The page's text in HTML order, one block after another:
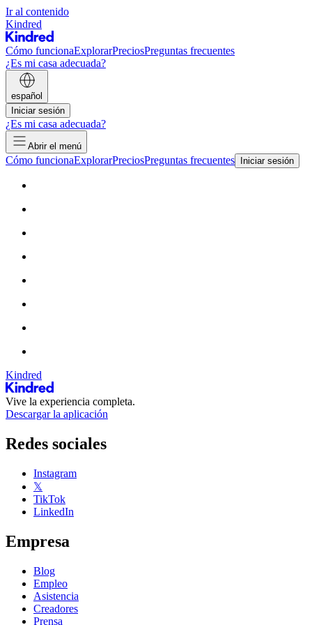
Ir al contenido
Kindred
Cómo funcionaExplorarPreciosPreguntas frecuentes
¿Es mi casa adecuada?
español
Iniciar sesión
¿Es mi casa adecuada?
Abrir el menú
Cómo funcionaExplorarPreciosPreguntas frecuentes Iniciar sesión
Kindred
Vive la experiencia completa.
Descargar la aplicación
Redes sociales
Instagram
𝕏
TikTok
LinkedIn
Empresa
Blog
Empleo
Asistencia
Creadores
Prensa